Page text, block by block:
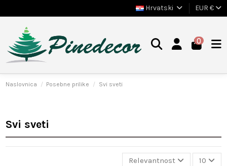
Hrvatski EUR €
0
Naslovnica Posebne prilike Svi sveti
Svi sveti
Relevantnost 10